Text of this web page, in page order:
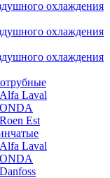
охлаждения
охлаждения
охлаждения
Laval
Est
Laval